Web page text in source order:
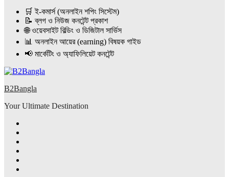
🛒 ই-কমার্স (অনলাইন শপিং সিস্টেম)
📝 ব্লগ ও নিউজ কনটেন্ট প্রকাশ
🌐 ওয়েবসাইট বিল্ডিং ও ডিজিটাল সার্ভিস
📊 অনলাইন আয়ের (earning) বিষয়ক গাইড
📢 মার্কেটিং ও অ্যাফিলিয়েট কনটেন্ট
B2Bangla
Your Ultimate Destination